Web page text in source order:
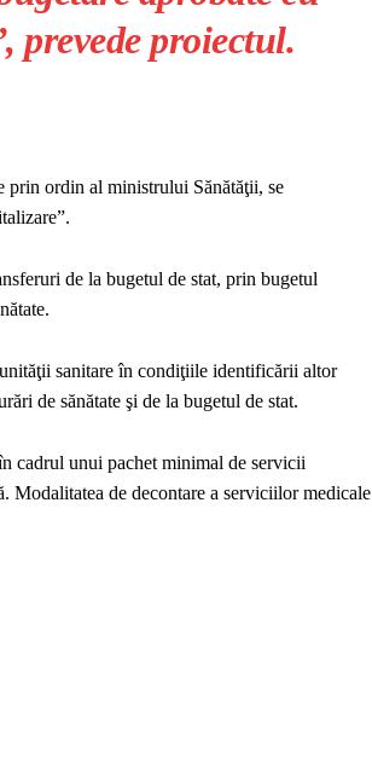
prevede proiectul.
prin ordin al ministrului Sănătăţii, se
de la bugetul de stat, prin bugetul
sanitare în condiţiile identificării altor
de sănătate şi de la bugetul de stat.
cadrul unui pachet minimal de servicii
Modalitatea de decontare a serviciilor medicale